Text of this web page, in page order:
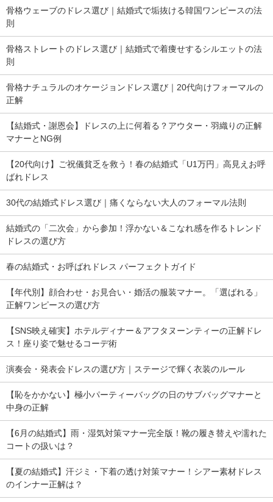
骨格ウェーブのドレス選び｜結婚式で垢抜ける韓国ワンピースの法
則
骨格ストレートのドレス選び｜結婚式で着痩せするシルエットの法
則
骨格ナチュラルのオケージョンドレス選び｜20代向けフォーマルの
正解
【結婚式・謝恩会】ドレスの上に何着る？アウター・羽織りの正解
マナーとNG例
【20代向け】ご祝儀貧乏を救う！春の結婚式「U1万円」高見えお呼
ばれドレス
30代の結婚式ドレス選び｜痛くならない大人のフォーマル法則
結婚式の「二次会」から参加！浮かない＆こなれ感を作るトレンド
ドレスの選び方
春の結婚式・お呼ばれドレス パーフェクトガイド
【年代別】顔合わせ・お見合い・婚活の服装マナー。「選ばれる」
正解ワンピースの選び方
【SNS映え確実】ホテルディナー＆アフタヌーンティーの正解ドレ
ス！座り姿で魅せるコーデ術
演奏会・発表会ドレスの選び方｜ステージで輝く衣装のルール
【恥をかかない】極小パーティーバッグの日のサブバッグマナーと
中身の正解
【6月の結婚式】雨・湿気対策マナー完全版！靴の履き替えや濡れた
コートの扱いは？
【夏の結婚式】汗ジミ・下着の透け対策マナー！シアー素材ドレス
のインナー正解は？